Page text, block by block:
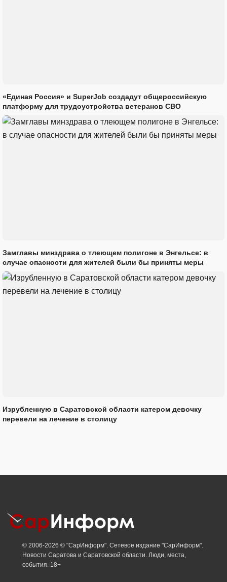
«Единая Россия» и SuperJob создадут общероссийскую
платформу для трудоустройства ветеранов СВО
Замглавы минздрава о тлеющем полигоне в Энгельсе: в
случае опасности для жителей были бы приняты меры
Изрубленную в Саратовской области катером девочку
перевели на лечение в столицу
© 2006-2026 © "СарИнформ". Сетевое издание "СарИнформ".
Новости Саратова и Саратовской области. Люди, места,
события. 18+